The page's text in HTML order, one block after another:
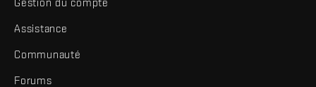
Assistance
Communauté
Forums